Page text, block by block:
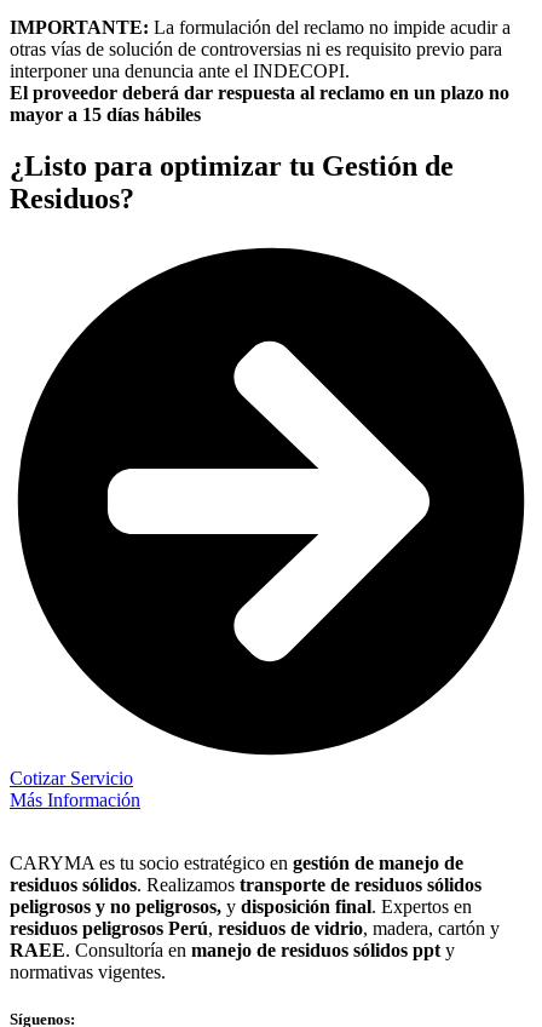
IMPORTANTE: La formulación del reclamo no impide acudir a
otras vías de solución de controversias ni es requisito previo para
interponer una denuncia ante el INDECOPI.
El proveedor deberá dar respuesta al reclamo en un plazo no
mayor a 15 días hábiles
¿Listo para optimizar tu Gestión de
Residuos?
Cotizar Servicio
Más Información
CARYMA es tu socio estratégico en gestión de manejo de
residuos sólidos. Realizamos transporte de residuos sólidos
peligrosos y no peligrosos, y disposición final. Expertos en
residuos peligrosos Perú, residuos de vidrio, madera, cartón y
RAEE. Consultoría en manejo de residuos sólidos ppt y
normativas vigentes.
Síguenos: